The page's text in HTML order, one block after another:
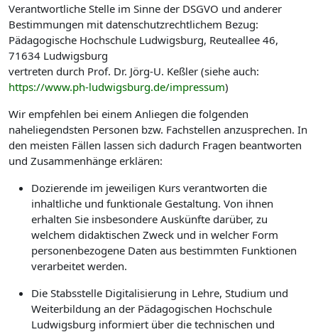
Verantwortliche Stelle im Sinne der DSGVO und anderer
Bestimmungen mit datenschutzrechtlichem Bezug:
Pädagogische Hochschule Ludwigsburg, Reuteallee 46,
71634 Ludwigsburg
vertreten durch Prof. Dr. Jörg-U. Keßler (siehe auch:
https://www.ph-ludwigsburg.de/impressum)
Wir empfehlen bei einem Anliegen die folgenden
naheliegendsten Personen bzw. Fachstellen anzusprechen. In
den meisten Fällen lassen sich dadurch Fragen beantworten
und Zusammenhänge erklären:
Dozierende im jeweiligen Kurs verantworten die
inhaltliche und funktionale Gestaltung. Von ihnen
erhalten Sie insbesondere Auskünfte darüber, zu
welchem didaktischen Zweck und in welcher Form
personenbezogene Daten aus bestimmten Funktionen
verarbeitet werden.
Die Stabsstelle Digitalisierung in Lehre, Studium und
Weiterbildung an der Pädagogischen Hochschule
Ludwigsburg informiert über die technischen und